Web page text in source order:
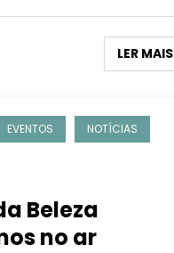
LER MAIS
EVENTOS NOTÍCIAS
Beleza
no ar